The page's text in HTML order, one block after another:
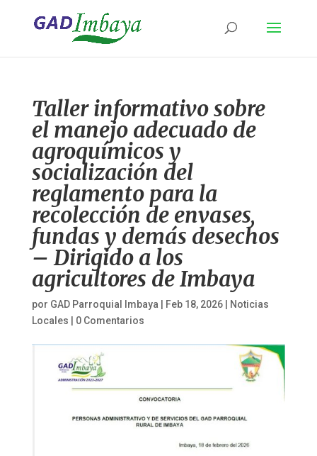
Taller informativo sobre
el manejo adecuado de
agroquímicos y
socialización del
reglamento para la
recolección de envases,
fundas y demás desechos
– Dirigido a los
agricultores de Imbaya
por GAD Parroquial Imbaya Feb 18, 2026|
Noticias
Locales
0 Comentarios